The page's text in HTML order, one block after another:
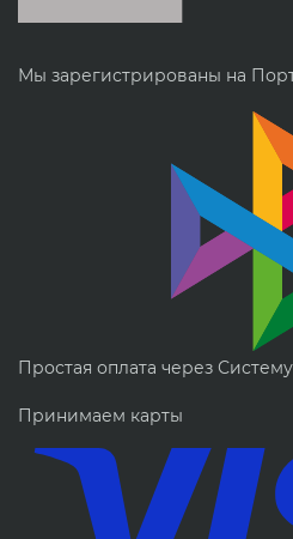
Мы зарегистрированы на
Простая оплата через
Принимаем карты